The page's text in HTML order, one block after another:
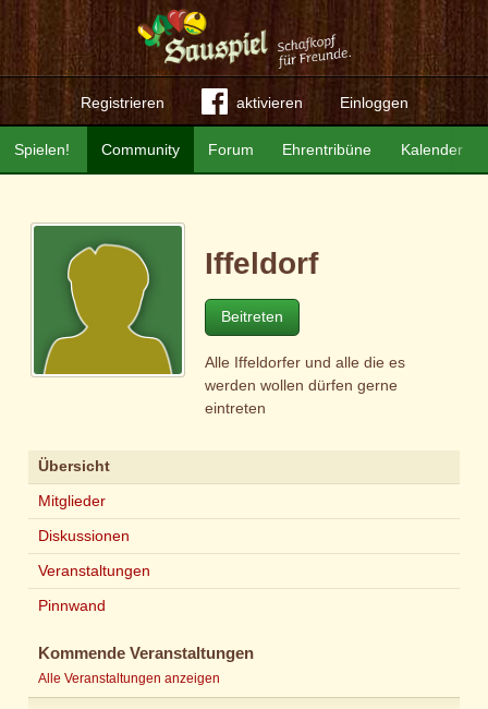
Registrieren aktivieren Einloggen
Community Forum Ehrentribüne Kalender
Spielen!
Iffeldorf
Beitreten
Alle Iffeldorfer und alle die es
werden wollen dürfen gerne
eintreten
Übersicht
Mitglieder
Diskussionen
Veranstaltungen
Pinnwand
Kommende Veranstaltungen
Alle Veranstaltungen anzeigen